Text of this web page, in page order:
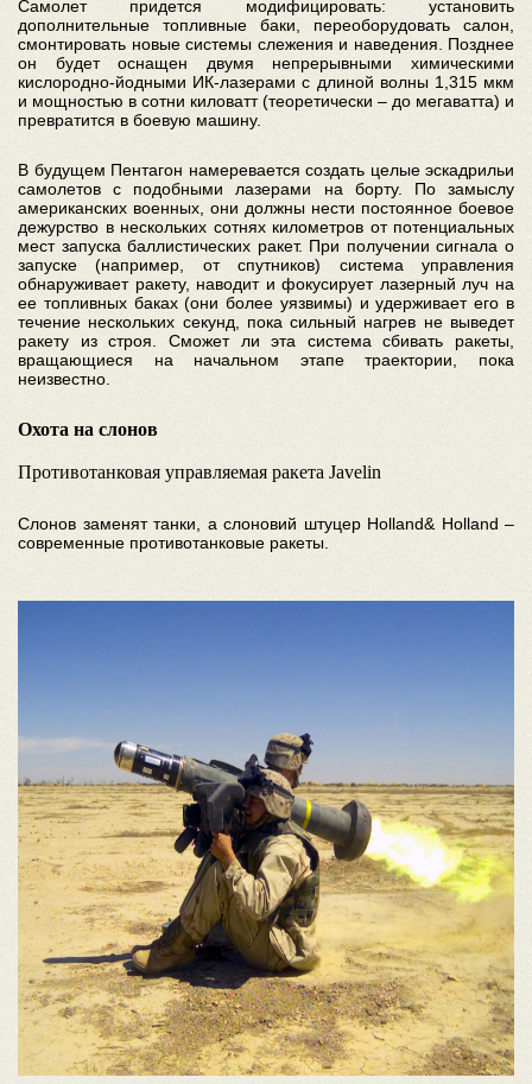
Самолет придется модифицировать: установить
дополнительные топливные баки, переоборудовать салон,
смонтировать новые системы слежения и наведения. Позднее
он будет оснащен двумя непрерывными химическими
кислородно-йодными ИК-лазерами с длиной волны 1,315 мкм
и мощностью в сотни киловатт (теоретически – до мегаватта) и
превратится в боевую машину.
В будущем Пентагон намеревается создать целые эскадрильи
самолетов с подобными лазерами на борту. По замыслу
американских военных, они должны нести постоянное боевое
дежурство в нескольких сотнях километров от потенциальных
мест запуска баллистических ракет. При получении сигнала о
запуске (например, от спутников) система управления
обнаруживает ракету, наводит и фокусирует лазерный луч на
ее топливных баках (они более уязвимы) и удерживает его в
течение нескольких секунд, пока сильный нагрев не выведет
ракету из строя. Сможет ли эта система сбивать ракеты,
вращающиеся на начальном этапе траектории, пока
неизвестно.
Охота на слонов
Противотанковая управляемая ракета Javelin
Слонов заменят танки, а слоновий штуцер Holland& Holland –
современные противотанковые ракеты.